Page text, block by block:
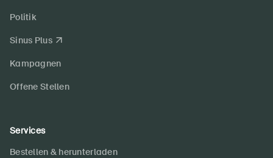
Politik
Sinus Plus
Kampagnen
Offene Stellen
Services
Bestellen & herunterladen